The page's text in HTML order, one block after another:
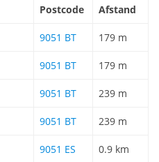
Postcode Afstand
9051 BT 179 m
9051 BT 179 m
9051 BT 239 m
9051 BT 239 m
9051 ES 0.9 km